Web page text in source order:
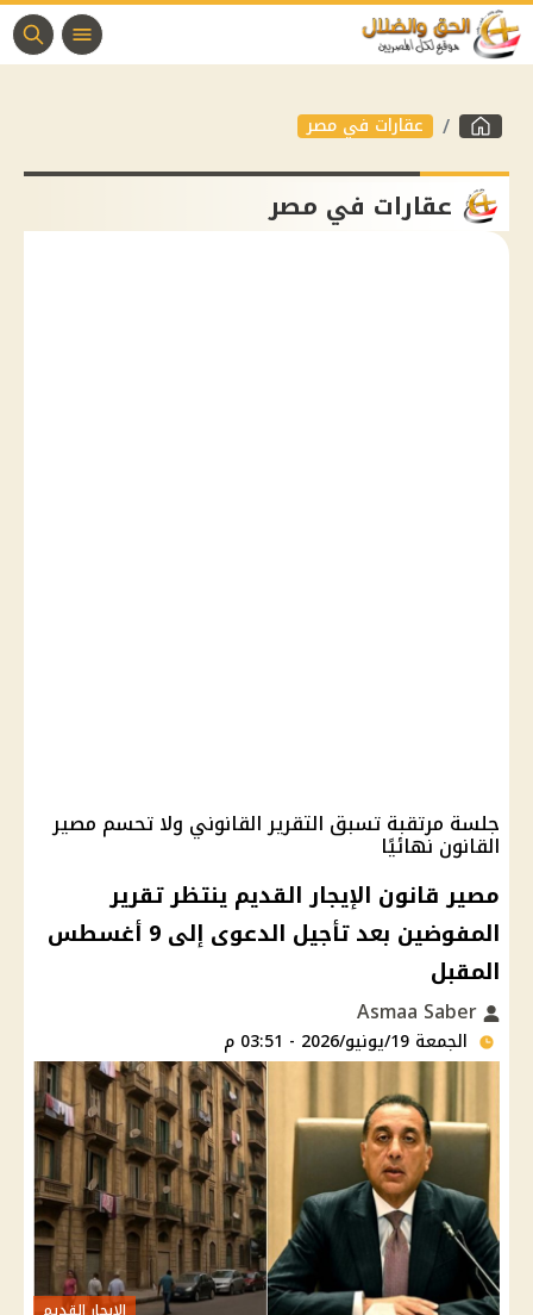
عقارات في مصر
عقارات في مصر
جلسة مرتقبة تسبق التقرير القانوني ولا تحسم مصير
القانون نهائيًا
مصير قانون الإيجار القديم ينتظر تقرير
المفوضين بعد تأجيل الدعوى إلى 9 أغسطس
المقبل
الجمعة 19/يونيو/2026 - 03:51 م
الايجار القديم